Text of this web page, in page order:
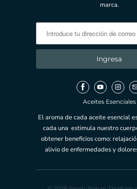
marca.
Aceites Esenciales
El aroma de cada aceite esencial
cada una estimula nuestro
obtener beneficios como:
alivio de enfermedades y